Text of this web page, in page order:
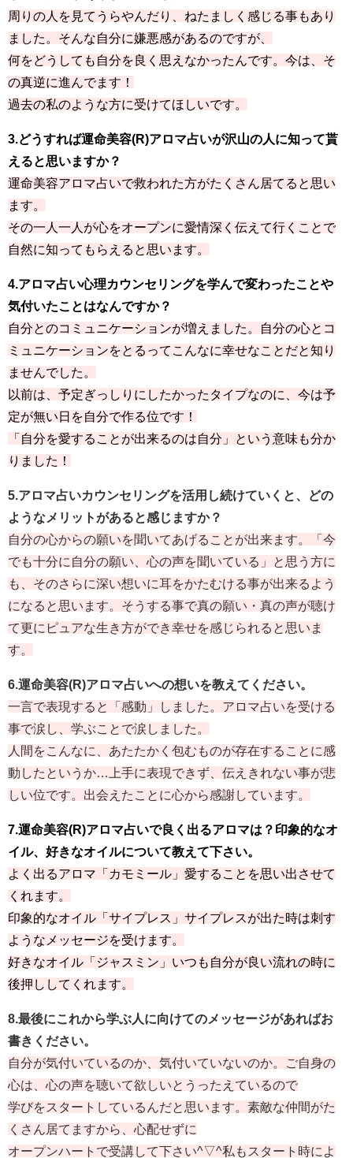
周りの人を見てうらやんだり、ねたましく感じる事もあり
ました。そんな自分に嫌悪感があるのですが、
何をどうしても自分を良く思えなかったんです。今は、そ
の真逆に進んでます！
過去の私のような方に受けてほしいです。
3.どうすれば運命美容(R)アロマ占いが沢山の人に知って貰
えると思いますか？
運命美容アロマ占いで救われた方がたくさん居てると思い
ます。
その一人一人が心をオープンに愛情深く伝えて行くことで
自然に知ってもらえると思います。
4.アロマ占い心理カウンセリングを学んで変わったことや
気付いたことはなんですか？
自分とのコミュニケーションが増えました。自分の心とコ
ミュニケーションをとるってこんなに幸せなことだと知り
ませんでした。
以前は、予定ぎっしりにしたかったタイプなのに、今は予
定が無い日を自分で作る位です！
「自分を愛することが出来るのは自分」という意味も分か
りました！
5.アロマ占いカウンセリングを活用し続けていくと、どの
ようなメリットがあると感じますか？
自分の心からの願いを聞いてあげることが出来ます。「今
でも十分に自分の願い、心の声を聞いている」と思う方に
も、そのさらに深い想いに耳をかたむける事が出来るよう
になると思います。そうする事で真の願い・真の声が聴け
て更にピュアな生き方ができ幸せを感じられると思いま
す。
6.運命美容(R)アロマ占いへの想いを教えてください。
一言で表現すると「感動」しました。アロマ占いを受ける
事で涙し、学ぶことで涙しました。
人間をこんなに、あたたかく包むものが存在することに感
動したというか…上手に表現できず、伝えきれない事が悲
しい位です。出会えたことに心から感謝しています。
7.運命美容(R)アロマ占いで良く出るアロマは？印象的なオ
イル、好きなオイルについて教えて下さい。
よく出るアロマ「カモミール」愛することを思い出させて
くれます。
印象的なオイル「サイプレス」サイプレスが出た時は刺す
ようなメッセージを受けます。
好きなオイル「ジャスミン」いつも自分が良い流れの時に
後押ししてくれます。
8.最後にこれから学ぶ人に向けてのメッセージがあればお
書きください。
自分が気付いているのか、気付いていないのか。ご自身の
心は、心の声を聴いて欲しいとうったえているので
学びをスタートしているんだと思います。素敵な仲間がた
くさん居てますから、心配せずに
オープンハートで受講して下さい^▽^私もスタート時によ